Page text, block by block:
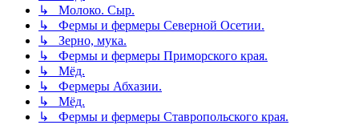
↳ Молоко. Сыр.
↳ Фермы и фермеры Северной Осетии.
↳ Зерно, мука.
↳ Фермы и фермеры Приморского края.
↳ Мёд.
↳ Фермеры Абхазии.
↳ Мёд.
↳ Фермы и фермеры Ставропольского края.